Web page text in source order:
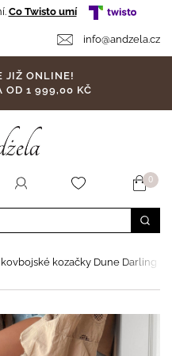
Co Twisto umí
info@andzela.cz
JIŽ ONLINE!
OD 1 999,00 KČ
0
kozačky Dune Darling